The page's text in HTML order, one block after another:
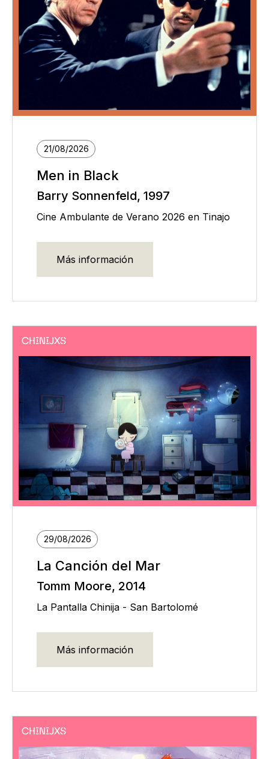
21/08/2026
Men in Black
Barry Sonnenfeld, 1997
Cine Ambulante de Verano 2026 en Tinajo
Más información
CHINIJXS
29/08/2026
La Canción del Mar
Tomm Moore, 2014
La Pantalla Chinija - San Bartolomé
Más información
CHINIJXS